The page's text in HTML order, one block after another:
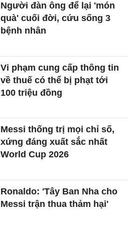
Người đàn ông để lại 'món
quà' cuối đời, cứu sống 3
bệnh nhân
Vi phạm cung cấp thông tin
về thuế có thể bị phạt tới
100 triệu đồng
Messi thống trị mọi chỉ số,
xứng đáng xuất sắc nhất
World Cup 2026
Ronaldo: 'Tây Ban Nha cho
Messi trận thua thảm hại'